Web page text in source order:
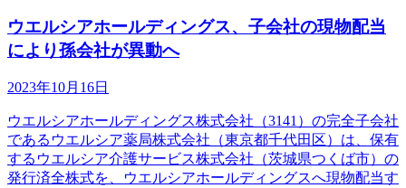
ウエルシアホールディングス、子会社の現物配当
により孫会社が異動へ
2023年10月16日
ウエルシアホールディングス株式会社（3141）の完全子会社
であるウエルシア薬局株式会社（東京都千代田区）は、保有
するウエルシア介護サービス株式会社（茨城県つくば市）の
発行済全株式を、ウエルシアホールディングスへ現物配当す